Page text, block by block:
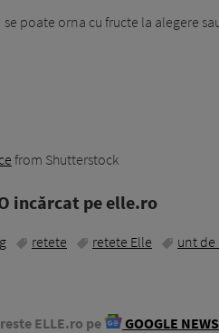
poate orna cu fructe la alegere
from Shutterstock
incărcat pe elle.ro
retete retete Elle unt de
ELLE.ro pe GOOGLE NEWS